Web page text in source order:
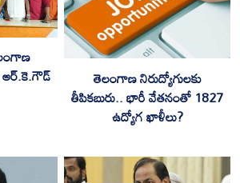
తెలంగాణ నిరుద్యోగులకు
తీపికబురు.. భారీ వేతనంతో 1827
ఉద్యోగ ఖాళీలు?